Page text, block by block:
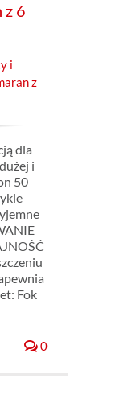
z 6
i
z
dla
i
50
Fok
0